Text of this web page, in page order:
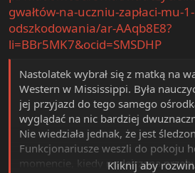
gwałtów-na-uczniu-zapłaci-mu-
odszkodowania/ar-AAqb8E8?
li=BBr5MK7&ocid=SMSDHP
Nastolatek wybrał się z matką na
Western w Mississippi. Była
jej przyjazd do tego samego
wyglądać na nic bardziej
Nie wiedziała jednak, że jest
Funkcjonariusze weszli do pokoju
momencie, kiedy podejrzana
Kliknij aby